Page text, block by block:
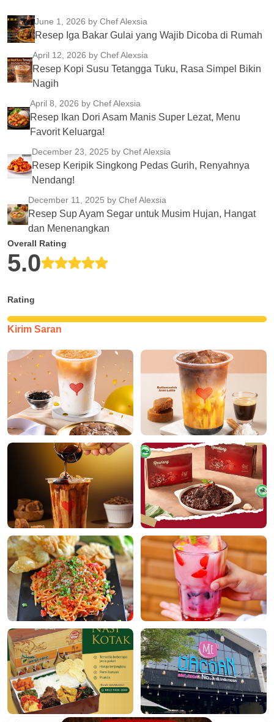
June 1, 2026 by Chef Alexsia
Resep Iga Bakar Gulai yang Wajib Dicoba di Rumah
April 12, 2026 by Chef Alexsia
Resep Kopi Susu Tetangga Tuku, Rasa Simpel Bikin
Nagih
April 8, 2026 by Chef Alexsia
Resep Ikan Dori Asam Manis Super Lezat, Menu
Favorit Keluarga!
December 23, 2025 by Chef Alexsia
Resep Keripik Singkong Pedas Gurih, Renyahnya
Nendang!
December 11, 2025 by Chef Alexsia
Resep Sup Ayam Segar untuk Musim Hujan, Hangat
dan Menenangkan
Overall Rating
5.0
Rating
Kirim Saran